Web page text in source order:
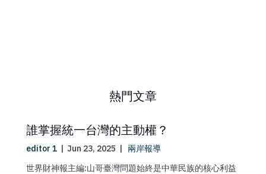
熱門文章
誰掌握統一台灣的主動權？
editor 1 | Jun 23, 2025 | 兩岸報導
世界財神報主編:山哥臺灣問題始終是中華民族的核心利益